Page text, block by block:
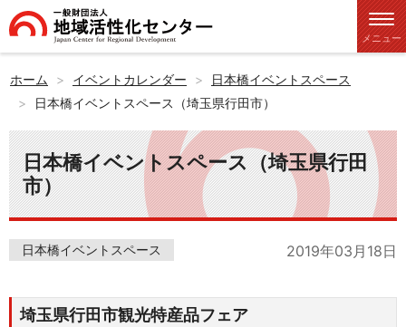
メニュー
ホーム イベントカレンダー
日本橋イベントスペース
日本橋イベントスペース（埼玉県行田市）
日本橋イベントスペース（埼玉県行田
市）
日本橋イベントスペース 2019年03月18日
埼玉県行田市観光特産品フェア